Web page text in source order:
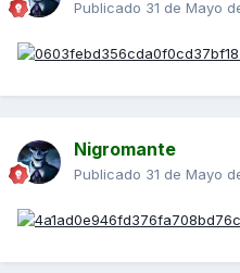
Publicado 31 de Mayo
Nigromante
Publicado 31 de Mayo